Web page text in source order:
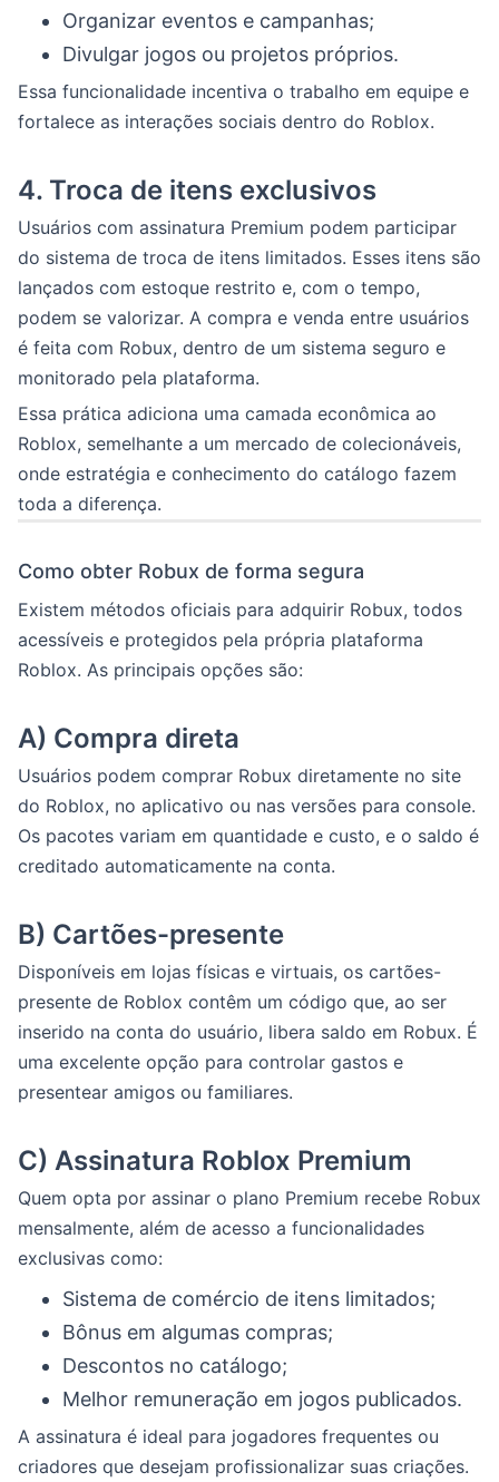
Organizar eventos e campanhas;
Divulgar jogos ou projetos próprios.
Essa funcionalidade incentiva o trabalho em equipe e
fortalece as interações sociais dentro do Roblox.
4. Troca de itens exclusivos
Usuários com assinatura Premium podem participar
do sistema de troca de itens limitados. Esses itens são
lançados com estoque restrito e, com o tempo,
podem se valorizar. A compra e venda entre usuários
é feita com Robux, dentro de um sistema seguro e
monitorado pela plataforma.
Essa prática adiciona uma camada econômica ao
Roblox, semelhante a um mercado de colecionáveis,
onde estratégia e conhecimento do catálogo fazem
toda a diferença.
Como obter Robux de forma segura
Existem métodos oficiais para adquirir Robux, todos
acessíveis e protegidos pela própria plataforma
Roblox. As principais opções são:
A) Compra direta
Usuários podem comprar Robux diretamente no site
do Roblox, no aplicativo ou nas versões para console.
Os pacotes variam em quantidade e custo, e o saldo é
creditado automaticamente na conta.
B) Cartões-presente
Disponíveis em lojas físicas e virtuais, os cartões-
presente de Roblox contêm um código que, ao ser
inserido na conta do usuário, libera saldo em Robux. É
uma excelente opção para controlar gastos e
presentear amigos ou familiares.
C) Assinatura Roblox Premium
Quem opta por assinar o plano Premium recebe Robux
mensalmente, além de acesso a funcionalidades
exclusivas como:
Sistema de comércio de itens limitados;
Bônus em algumas compras;
Descontos no catálogo;
Melhor remuneração em jogos publicados.
A assinatura é ideal para jogadores frequentes ou
criadores que desejam profissionalizar suas criações.